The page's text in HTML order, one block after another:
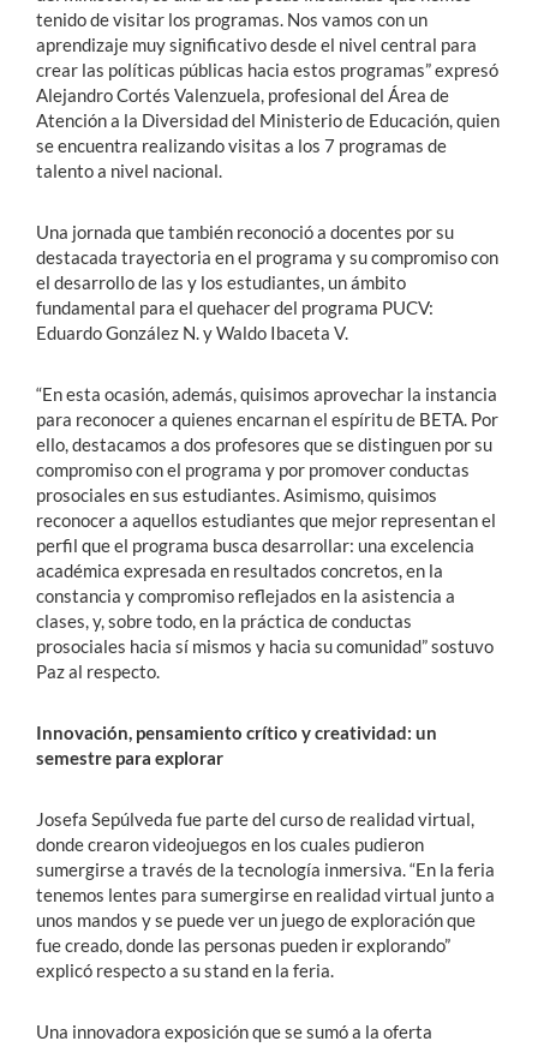
tenido de visitar los programas. Nos vamos con un
aprendizaje muy significativo desde el nivel central para
crear las políticas públicas hacia estos programas” expresó
Alejandro Cortés Valenzuela, profesional del Área de
Atención a la Diversidad del Ministerio de Educación, quien
se encuentra realizando visitas a los 7 programas de
talento a nivel nacional.
Una jornada que también reconoció a docentes por su
destacada trayectoria en el programa y su compromiso con
el desarrollo de las y los estudiantes, un ámbito
fundamental para el quehacer del programa PUCV:
Eduardo González N. y Waldo Ibaceta V.
“En esta ocasión, además, quisimos aprovechar la instancia
para reconocer a quienes encarnan el espíritu de BETA. Por
ello, destacamos a dos profesores que se distinguen por su
compromiso con el programa y por promover conductas
prosociales en sus estudiantes. Asimismo, quisimos
reconocer a aquellos estudiantes que mejor representan el
perfil que el programa busca desarrollar: una excelencia
académica expresada en resultados concretos, en la
constancia y compromiso reflejados en la asistencia a
clases, y, sobre todo, en la práctica de conductas
prosociales hacia sí mismos y hacia su comunidad” sostuvo
Paz al respecto.
Innovación, pensamiento crítico y creatividad: un
semestre para explorar
Josefa Sepúlveda fue parte del curso de realidad virtual,
donde crearon videojuegos en los cuales pudieron
sumergirse a través de la tecnología inmersiva. “En la feria
tenemos lentes para sumergirse en realidad virtual junto a
unos mandos y se puede ver un juego de exploración que
fue creado, donde las personas pueden ir explorando”
explicó respecto a su stand en la feria.
Una innovadora exposición que se sumó a la oferta